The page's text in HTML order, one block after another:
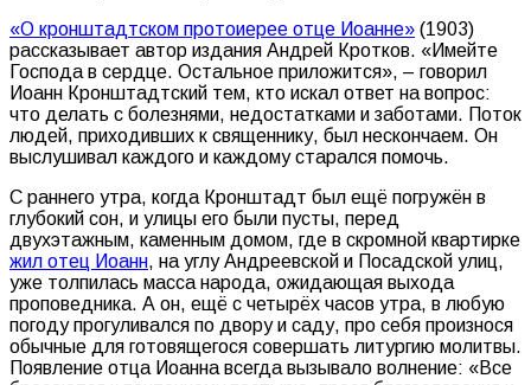
«О кронштадтском протоиерее отце Иоанне» (1903)
рассказывает автор издания Андрей Кротков. «Имейте
Господа в сердце. Остальное приложится», – говорил
Иоанн Кронштадтский тем, кто искал ответ на вопрос:
что делать с болезнями, недостатками и заботами. Поток
людей, приходивших к священнику, был нескончаем. Он
выслушивал каждого и каждому старался помочь.
С раннего утра, когда Кронштадт был ещё погружён в
глубокий сон, и улицы его были пусты, перед
двухэтажным, каменным домом, где в скромной квартирке
жил отец Иоанн, на углу Андреевской и Посадской улиц,
уже толпилась масса народа, ожидающая выхода
проповедника. А он, ещё с четырёх часов утра, в любую
погоду прогуливался по двору и саду, про себя произнося
обычные для готовящегося совершать литургию молитвы.
Появление отца Иоанна всегда вызывало волнение: «Все